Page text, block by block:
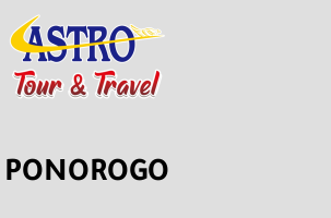
PONOROGO